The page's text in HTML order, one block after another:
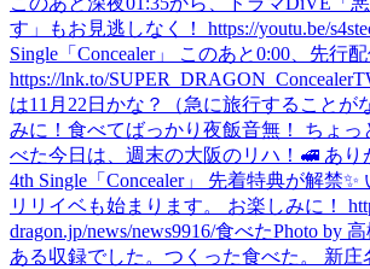
す」もお見逃しなく！ https://youtu.be/
Single「Concealer」 このあと0:00、先行
https://lnk.to/
は11月22日かな？（急に旅行することが
みに！ 食べてばっかり 夜飯音無！ ちょっ
べた今日は、週末の大阪のリハ！ 🚅 あり
4th Single「Concealer」 先着特典が解禁
リリイベも始まります。 お楽しみに！
dragon.jp/news/news9916/食べたPhoto by
ある収録でした。 つくった食べた。 新庄